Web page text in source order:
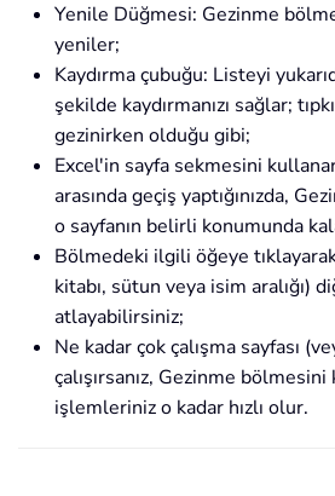
Yenile Düğmesi: Gezinme
yeniler;
Kaydırma çubuğu: Listeyi
şekilde kaydırmanızı sağlar;
gezinirken olduğu gibi;
Excel'in sayfa sekmesini
arasında geçiş yaptığınızda,
o sayfanın belirli konumunda
Bölmedeki ilgili öğeye
kitabı, sütun veya isim aralığı)
atlayabilirsiniz;
Ne kadar çok çalışma sayfası
çalışırsanız, Gezinme bölmesini
işlemleriniz o kadar hızlı olur.